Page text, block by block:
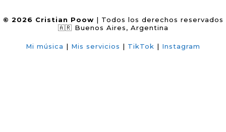
© 2026 Cristian Poow | Todos los derechos reservados
🇦🇷 Buenos Aires, Argentina
Mi música | Mis servicios | TikTok | Instagram